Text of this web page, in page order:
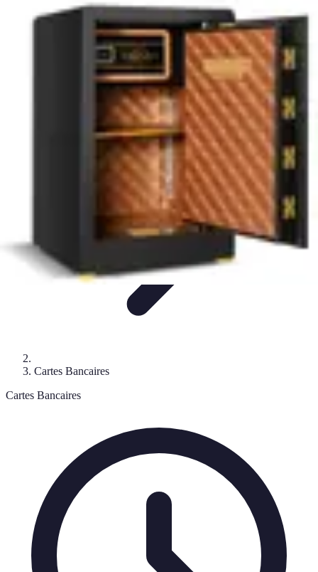
Conseil Banque
Prêts et Crédits
Crédits et EmpruntsFrais et TarifsGestion
Crédits et Financements
Conseil Banque
Cartes Bancaires
Cartes Bancaires